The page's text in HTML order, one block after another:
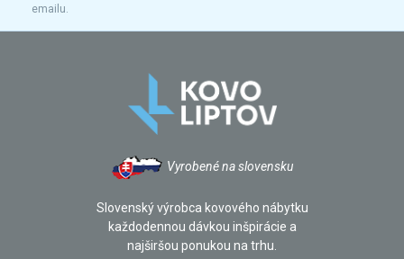
emailu.
Vyrobené na slovensku
Slovenský výrobca kovového nábytku
každodennou dávkou inšpirácie a
najširšou ponukou na trhu.